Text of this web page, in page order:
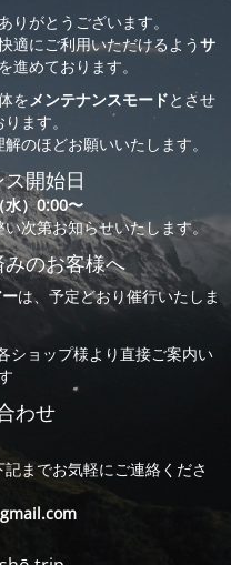
りがとうございます。
適にご利用いただけるようサ
進めております。
をメンテナンスモードとさせ
ます。
のほどお願いいたします。
開始日
水）0:00〜
次第お知らせいたします。
のお客様へ
は、予定どおり催行いたしま
ショップ様より直接ご案内い
わせ
までお気軽にご連絡くださ